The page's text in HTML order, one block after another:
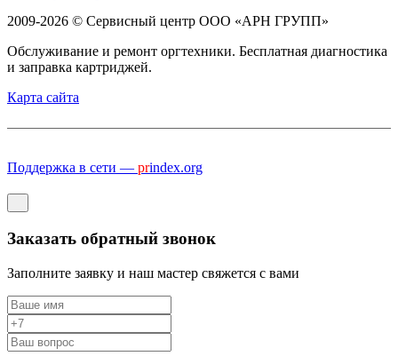
2009-2026 © Сервисный центр ООО «АРН ГРУПП»
Обслуживание и ремонт оргтехники. Бесплатная диагностика
и заправка картриджей.
Карта сайта
Поддержка в сети — prindex.org
Заказать обратный звонок
Заполните заявку и наш мастер свяжется с вами